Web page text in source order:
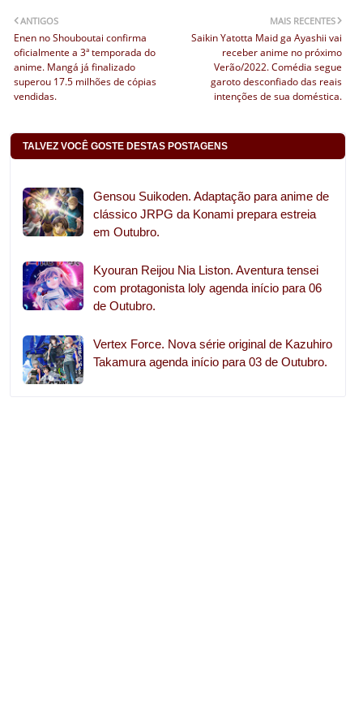
MAIS RECENTES
Saikin Yatotta Maid ga Ayashii vai
receber anime no próximo
Verão/2022. Comédia segue
garoto desconfiado das reais
intenções de sua doméstica.
ANTIGOS
Enen no Shouboutai confirma
oficialmente a 3ª temporada do
anime. Mangá já finalizado
superou 17.5 milhões de cópias
vendidas.
TALVEZ VOCÊ GOSTE DESTAS POSTAGENS
Gensou Suikoden. Adaptação para anime de
clássico JRPG da Konami prepara estreia
em Outubro.
Kyouran Reijou Nia Liston. Aventura tensei
com protagonista loly agenda início para 06
de Outubro.
Vertex Force. Nova série original de Kazuhiro
Takamura agenda início para 03 de Outubro.